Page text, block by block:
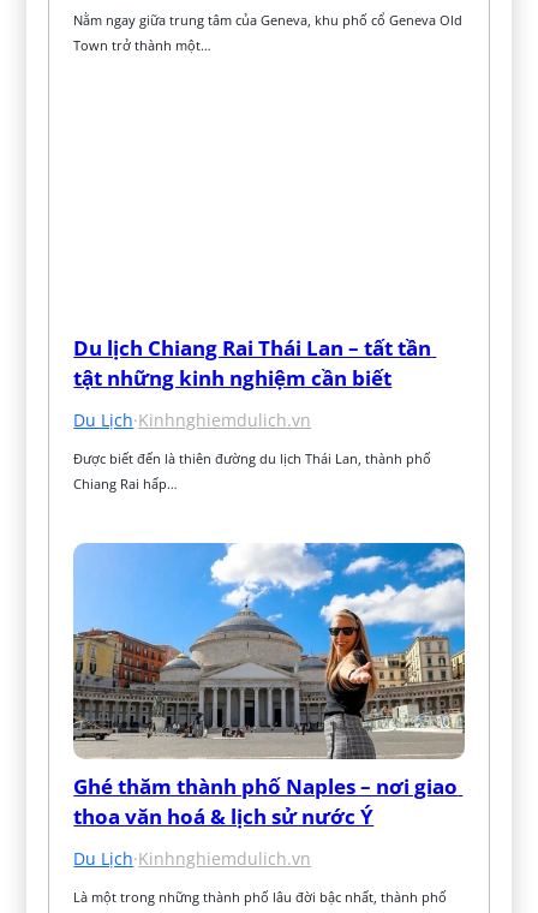
Nằm ngay giữa trung tâm của Geneva, khu phố cổ Geneva Old
Town trở thành một…
Du lịch Chiang Rai Thái Lan – tất tần
tật những kinh nghiệm cần biết
Du Lịch·Kinhnghiemdulich.vn
Được biết đến là thiên đường du lịch Thái Lan, thành phố
Chiang Rai hấp…
Ghé thăm thành phố Naples – nơi giao
thoa văn hoá & lịch sử nước Ý
Du Lịch·Kinhnghiemdulich.vn
Là một trong những thành phố lâu đời bậc nhất, thành phố